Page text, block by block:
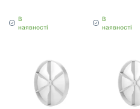
В
наявності
В
наявності